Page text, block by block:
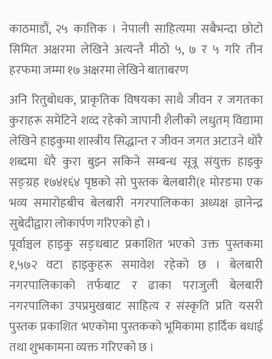
काठमाडौं, २५ कात्तिक । नेपाली साहित्यमा सबैभन्दा छोटो
सिमित अक्षरमा लेखिने अत्यन्तै मीठो ५, ७ र ५ गरि तीन
हरफमा जम्मा १७ अक्षरमा लेखिने बाताबरण
अनि रितुबोधक, प्राकृतिक विषयका साथै जीवन र जगतका
कुराहरू समेटिने शव्द रहेको जापानी शैलीको लधुतम् विद्यामा
लेखिने हाइकुमा शास्त्रीय सिद्धान्त र जीवन जगत अटाउने थोरै
शब्दमा धेरै कुरा बुझ्न सकिने सम्बन्ध सूत्रू संयुक्त हाइकु
सङ्ग्रह १७४ं१६ं४ पृष्ठको सो पुस्तक बेलबारी(१ मोरङमा एक
भव्य समारोहबीच बेलबारी नगरपालिकका अध्यक्ष ज्ञानेन्द्र
सुबेदीद्वारा लोकार्पण गरिएको हो ।
पूर्वाञ्चल हाइकु सङ्धबाट प्रकाशित भएको उक्त पुस्तकमा
१,५७२ वटा हाइकुहरू समावेश रहेको छ । बेलबारी
नगरपालिकाको तर्फबाट र ढाका पराजुली बेलबारी
नगरपालिका उपप्रमुखबाट साहित्य र संस्कृति प्रति यसरी
पुस्तक प्रकाशित भएकोमा पुस्तकको भूमिकामा हार्दिक बधाई
तथा शुभकामना व्यक्त गरिएको छ ।